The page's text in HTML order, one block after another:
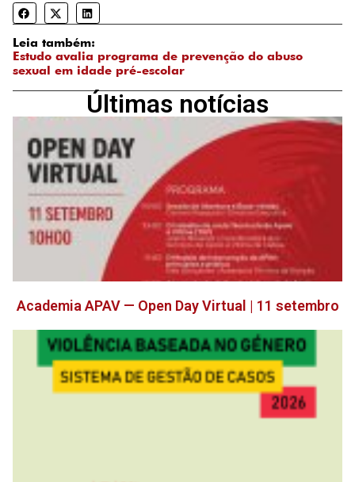
Leia também:
Estudo avalia programa de prevenção do abuso
sexual em idade pré-escolar
Últimas notícias
Academia APAV — Open Day Virtual | 11 setembro